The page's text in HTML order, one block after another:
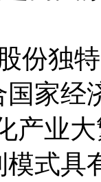
份独
家经
产业
式具